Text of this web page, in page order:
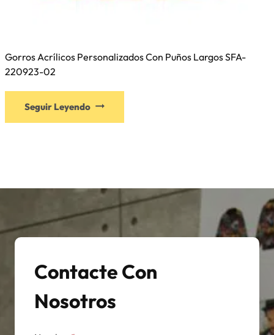
Gorros Acrílicos Personalizados Con Puños Largos SFA-
220923-02
Seguir Leyendo
opciones
se
pueden
elegir
la
página
Contacte Con
Nosotros